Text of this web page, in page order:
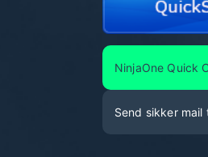
NinjaOne Quick
Send sikker mail